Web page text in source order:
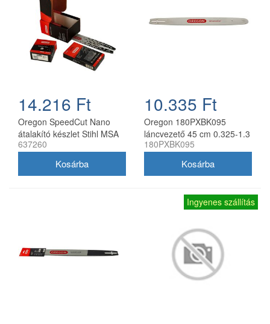
14.216 Ft
Oregon SpeedCut Nano
átalakító készlet Stihl MSA
161T 10" 325 1,1 mm
637260
10.335 Ft
Oregon 180PXBK095
láncvezető 45 cm 0.325-1.3
mm 72 szemes Husqvarna
180PXBK095
Ingyenes szállítás